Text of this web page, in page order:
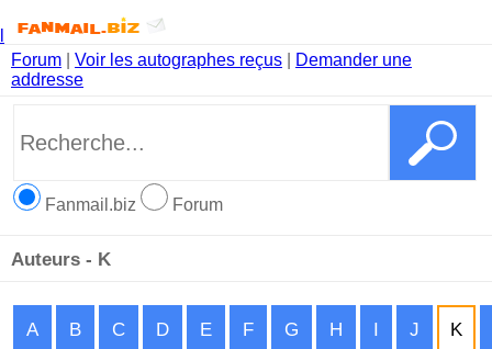
Forum
Voir les autographes reçus
Demander une
addresse
Fanmail.biz Forum
Auteurs - K
A B C D E F G H I J K